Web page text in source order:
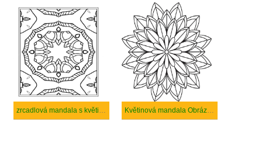
zrcadlová mandala s květinami Květinová mandala Obrázky zdarma